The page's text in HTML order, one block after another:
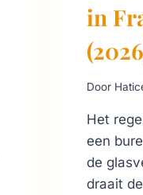
in
Door
Het
een
de
draait